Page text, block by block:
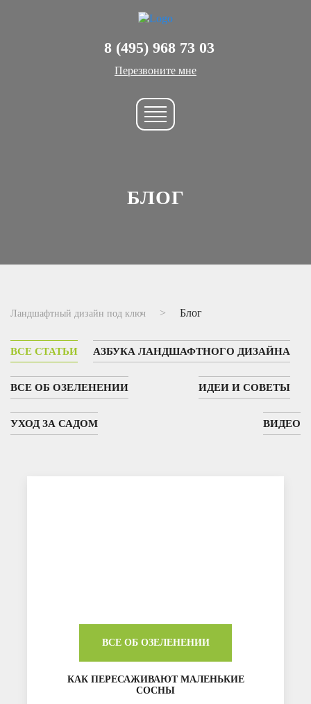
8 (495) 968 73 03
Перезвоните мне
БЛОГ
Ландшафтный дизайн под ключ Блог
ВСЕ СТАТЬИ АЗБУКА ЛАНДШАФТНОГО ДИЗАЙНА
ВСЕ ОБ ОЗЕЛЕНЕНИИ ИДЕИ И СОВЕТЫ
УХОД ЗА САДОМ ВИДЕО
ВСЕ ОБ ОЗЕЛЕНЕНИИ
КАК ПЕРЕСАЖИВАЮТ МАЛЕНЬКИЕ
СОСНЫ